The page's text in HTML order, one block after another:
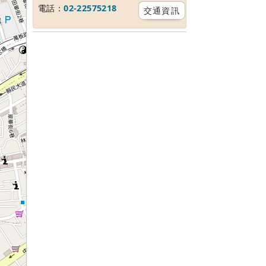
電話：02-22575218 交通資訊